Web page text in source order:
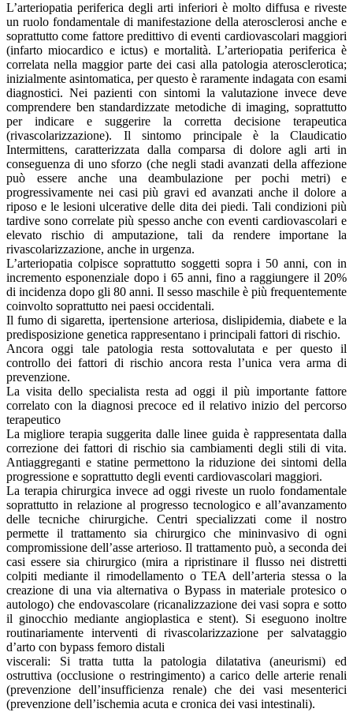
L’arteriopatia periferica degli arti inferiori è molto diffusa e riveste
un ruolo fondamentale di manifestazione della aterosclerosi anche e
soprattutto come fattore predittivo di eventi cardiovascolari maggiori
(infarto miocardico e ictus) e mortalità. L’arteriopatia periferica è
correlata nella maggior parte dei casi alla patologia aterosclerotica;
inizialmente asintomatica, per questo è raramente indagata con esami
diagnostici. Nei pazienti con sintomi la valutazione invece deve
comprendere ben standardizzate metodiche di imaging, soprattutto
per indicare e suggerire la corretta decisione terapeutica
(rivascolarizzazione). Il sintomo principale è la Claudicatio
Intermittens, caratterizzata dalla comparsa di dolore agli arti in
conseguenza di uno sforzo (che negli stadi avanzati della affezione
può essere anche una deambulazione per pochi metri) e
progressivamente nei casi più gravi ed avanzati anche il dolore a
riposo e le lesioni ulcerative delle dita dei piedi. Tali condizioni più
tardive sono correlate più spesso anche con eventi cardiovascolari e
elevato rischio di amputazione, tali da rendere importane la
rivascolarizzazione, anche in urgenza.
L’arteriopatia colpisce soprattutto soggetti sopra i 50 anni, con in
incremento esponenziale dopo i 65 anni, fino a raggiungere il 20%
di incidenza dopo gli 80 anni. Il sesso maschile è più frequentemente
coinvolto soprattutto nei paesi occidentali.
Il fumo di sigaretta, ipertensione arteriosa, dislipidemia, diabete e la
predisposizione genetica rappresentano i principali fattori di rischio.
Ancora oggi tale patologia resta sottovalutata e per questo il
controllo dei fattori di rischio ancora resta l’unica vera arma di
prevenzione.
La visita dello specialista resta ad oggi il più importante fattore
correlato con la diagnosi precoce ed il relativo inizio del percorso
terapeutico
La migliore terapia suggerita dalle linee guida è rappresentata dalla
correzione dei fattori di rischio sia cambiamenti degli stili di vita.
Antiaggreganti e statine permettono la riduzione dei sintomi della
progressione e soprattutto degli eventi cardiovascolari maggiori.
La terapia chirurgica invece ad oggi riveste un ruolo fondamentale
soprattutto in relazione al progresso tecnologico e all’avanzamento
delle tecniche chirurgiche. Centri specializzati come il nostro
permette il trattamento sia chirurgico che mininvasivo di ogni
compromissione dell’asse arterioso. Il trattamento può, a seconda dei
casi essere sia chirurgico (mira a ripristinare il flusso nei distretti
colpiti mediante il rimodellamento o TEA dell’arteria stessa o la
creazione di una via alternativa o Bypass in materiale protesico o
autologo) che endovascolare (ricanalizzazione dei vasi sopra e sotto
il ginocchio mediante angioplastica e stent). Si eseguono inoltre
routinariamente interventi di rivascolarizzazione per salvataggio
d’arto con bypass femoro distali
viscerali: Si tratta tutta la patologia dilatativa (aneurismi) ed
ostruttiva (occlusione o restringimento) a carico delle arterie renali
(prevenzione dell’insufficienza renale) che dei vasi mesenterici
(prevenzione dell’ischemia acuta e cronica dei vasi intestinali).